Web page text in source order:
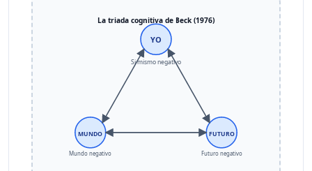
YO
Si mismo negativo
MUNDO
Mundo negativo
FUTURO
Futuro negativo
La triada cognitiva de Beck (1976)